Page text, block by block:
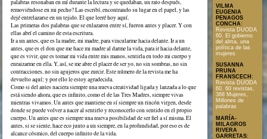
palabras resonaban en mí durante la lectura y se quedaban, un rato después,
removiéndose en mi pecho? Las escribí, encontrando su lugar en el papel, y las
dejé entrelazarse en un tejido. El que leeré hoy aquí.
Las primeras dos palabras que se enlazaron entre sí, fueron antes y placer. Y con
ellas abrí el camino de esta escritura.
Ir a un antes, que es la madre, mi madre, para vincularme hacia delante. Ir a un
antes, que es el don que me hace mi madre al darme la vida, para ir hacia delante,
que es vivir, que es tomar mi vida entre mis manos, sentirla en todo mi cuerpo y
enraizarme en ella. Y, así, se me abre el placer de ser yo, no sin sombras, no sin
contracciones, no sin agujeros que zurcir. Este número de la revista me ha
devuelto aquí; y por ello le estoy agradecida.
Como si del antes naciera siempre una nueva creatividad ligada y lanzada a lo que
está siendo ahora, que es infinito, como el de las Tres Madres, siempre vivas
mientras vivamos. Un antes que mantiene en sí siempre un rincón virgen, desde
donde se puede volver a nacer al sentirlo y reconocerlo con sentido en el propio
cuerpo. Un antes que es siempre una nueva posibilidad de ser fiel a sí misma. El
antes, si se siente, hace eco junto a un siempre, en la profundidad, por eso es de
alcance cósmico, del cuerpo infinito de la vida.
VILMA
EUGENIA
PENAGOS
CONCHA:
Revista DUODA
60. El gobierno
del alma, una
política de las
mujeres
SUSANNA
PRUNA
FRANSCECH :
Revista DUODA
60. 60 revistas,
368 Mujeres,
Millones de
palabras
MARÍA-
MILAGROS
RIVERA
GARRETAS: